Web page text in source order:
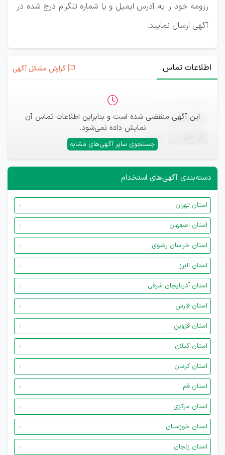
رزومه خود را به آدرس ایمیل و یا شماره تلگرام درج شده در
آگهی ارسال نمایید.
اطلاعات تماس گزارش مشکل آگهی
این آگهی منقضی شده است و بنابراین اطلاعات تماس آن
نمایش داده نمی‌شود.
جستجوی سایر آگهی‌های مشابه
ایمیل —
—
دسته‌بندی آگهی‌های استخدام
استان تهران
استان اصفهان
استان خراسان رضوی
استان البرز
استان آذربایجان شرقی
استان فارس
استان قزوین
استان گیلان
استان کرمان
استان قم
استان مرکزی
استان خوزستان
استان زنجان